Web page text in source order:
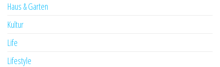
Haus & Garten
Kultur
Life
Lifestyle